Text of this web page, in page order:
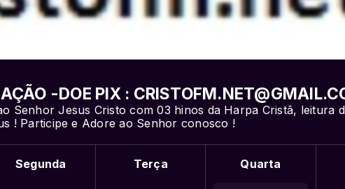
-DOE PIX :
Senhor Jesus Cristo com 03 hinos da Harpa Cristã, leitura
! Participe e Adore ao Senhor conosco !
Segunda Terça Quarta